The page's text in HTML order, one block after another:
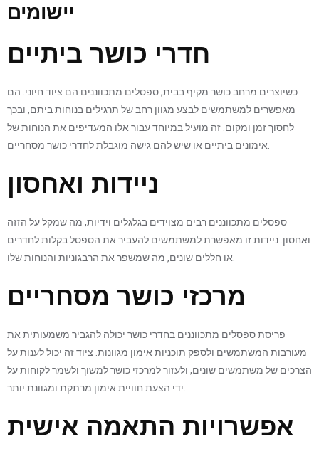
יישומים
חדרי כושר ביתיים
כשיוצרים מרחב כושר מקיף בבית, ספסלים מתכווננים הם ציוד חיוני. הם
מאפשרים למשתמשים לבצע מגוון רחב של תרגילים בנוחות ביתם, ובכך
לחסוך זמן ומקום. זה מועיל במיוחד עבור אלו המעדיפים את הנוחות של
ניידות ואחסון
ספסלים מתכווננים רבים מצוידים בגלגלים וידיות, מה שמקל על הזזה
ואחסון. ניידות זו מאפשרת למשתמשים להעביר את הספסל בקלות לחדרים
מרכזי כושר מסחריים
פריסת ספסלים מתכווננים בחדרי כושר יכולה להגביר משמעותית את
מעורבות המשתמשים ולספק תוכניות אימון מגוונות. ציוד זה יכול לענות על
הצרכים של משתמשים שונים, ולעזור למרכזי כושר למשוך ולשמר לקוחות על
אפשרויות התאמה אישית